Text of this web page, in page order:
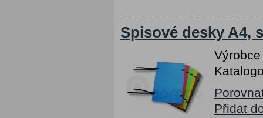
Spisové desky A4,
Přidat